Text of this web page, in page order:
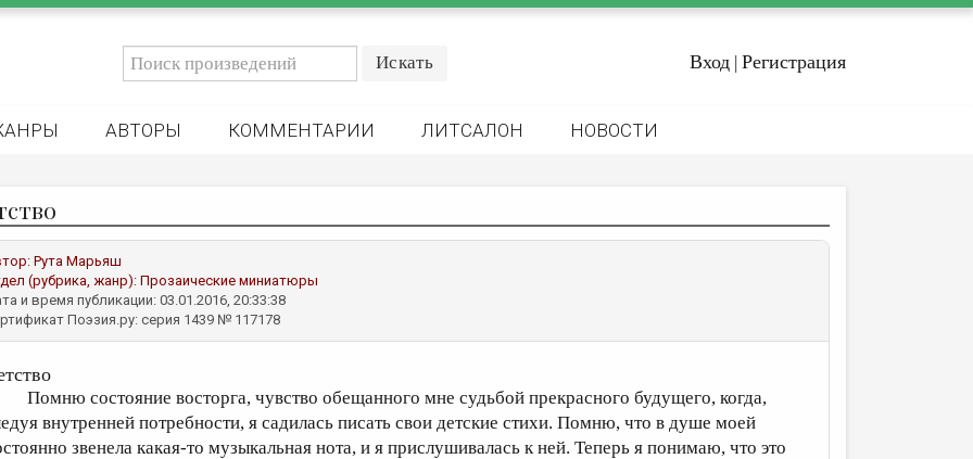
Вход | Регистрация
АВТОРЫ КОММЕНТАРИИ ЛИТСАЛОН НОВОСТИ
Рута Марьяш
(рубрика, жанр):Прозаические миниатюры
и время публикации: 03.01.2016, 20:33:38
Поэзия.ру: серия 1439 № 117178
состояние восторга, чувство обещанного мне судьбой прекрасного будущего, когда,
внутренней потребности, я садилась писать свои детские стихи. Помню, что в душе моей
звенела какая-то музыкальная нота, и я прислушивалась к ней. Теперь я понимаю, что это